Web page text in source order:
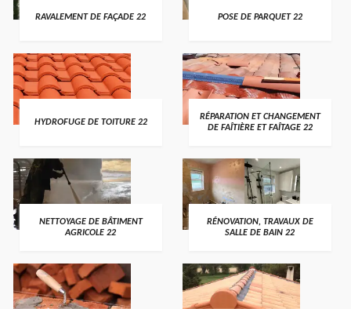
RAVALEMENT DE FAÇADE 22 POSE DE PARQUET 22
HYDROFUGE DE TOITURE 22
RÉPARATION ET CHANGEMENT
DE FAÎTIÈRE ET FAÎTAGE 22
NETTOYAGE DE BÂTIMENT
AGRICOLE 22
RÉNOVATION, TRAVAUX DE
SALLE DE BAIN 22